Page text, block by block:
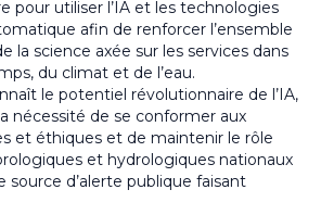
pour utiliser l’IA et les technologies
afin de renforcer l’ensemble
la science axée sur les services dans
du climat et de l’eau.
le potentiel révolutionnaire de l’IA,
nécessité de se conformer aux
et éthiques et de maintenir le rôle
et hydrologiques nationaux
source d’alerte publique faisant